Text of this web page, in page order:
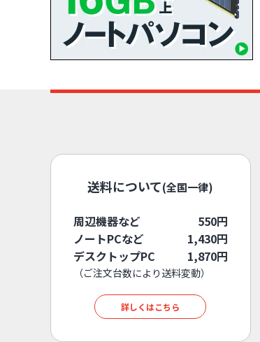
送料について(全国一律)
周辺機器など
550円
ノートPCなど
1,430円
デスクトップPC
1,870円
（ご注文台数により送料変動）
詳しくはこちら